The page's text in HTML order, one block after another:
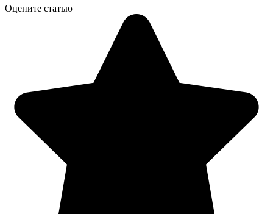
Оцените статью